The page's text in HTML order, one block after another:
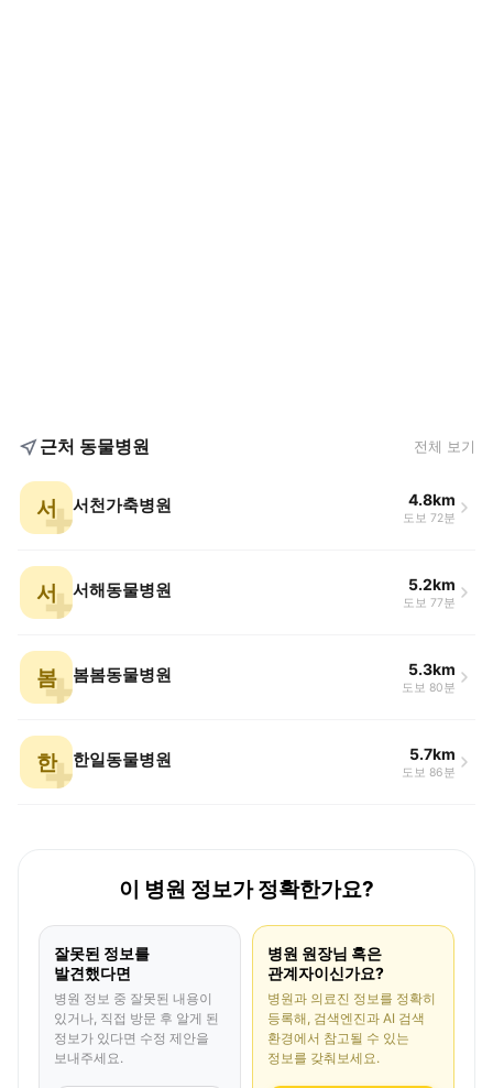
근처 동물병원 전체 보기
서 서천가축병원 4.8km
도보 72분
서 서해동물병원 5.2km
도보 77분
봄 봄봄동물병원 5.3km
도보 80분
한 한일동물병원 5.7km
도보 86분
이 병원 정보가 정확한가요?
잘못된 정보를
발견했다면
병원 정보 중 잘못된 내용이
있거나, 직접 방문 후 알게 된
정보가 있다면 수정 제안을
보내주세요.
병원 원장님 혹은
관계자이신가요?
병원과 의료진 정보를 정확히
등록해, 검색엔진과 AI 검색
환경에서 참고될 수 있는
정보를 갖춰보세요.